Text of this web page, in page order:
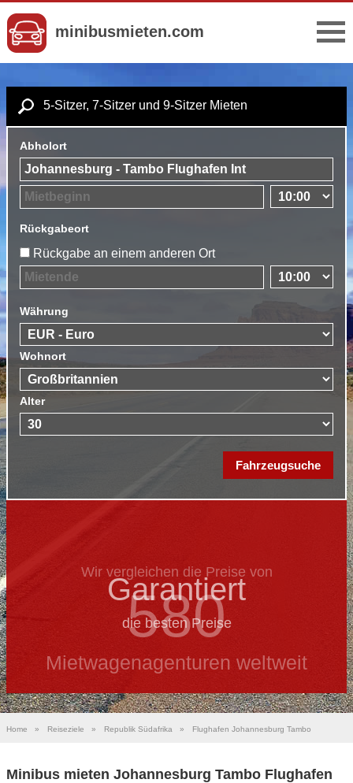
minibusmieten.com
5-Sitzer, 7-Sitzer und 9-Sitzer Mieten
Abholort
Rückgabeort
Rückgabe an einem anderen Ort
Währung
Wohnort
Alter
Wir vergleichen die Preise von
580
Mietwagenagenturen weltweit
Garantiert
die besten Preise
Home » Reiseziele » Republik Südafrika » Flughafen Johannesburg Tambo
Minibus mieten Johannesburg Tambo Flughafen